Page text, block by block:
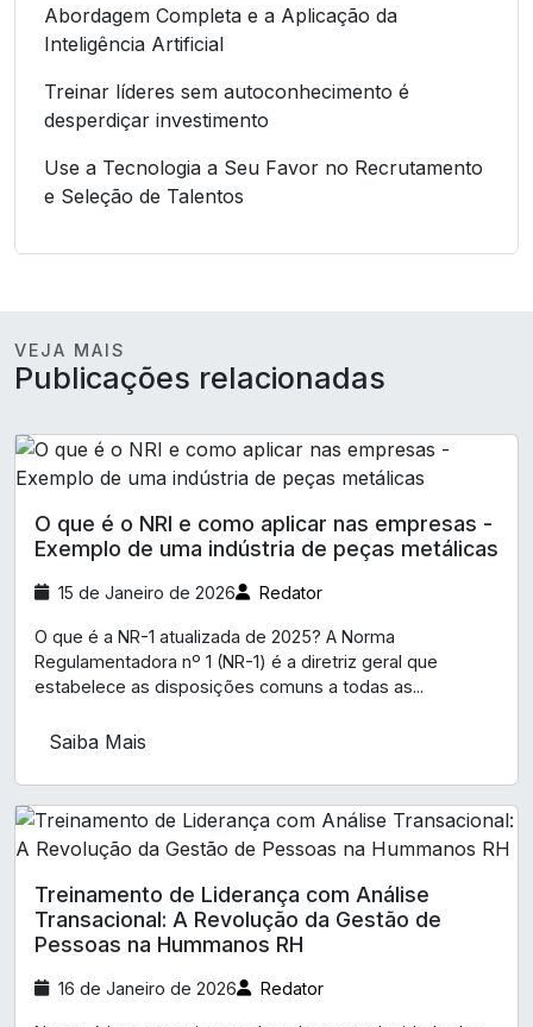
Abordagem Completa e a Aplicação da
Inteligência Artificial
Treinar líderes sem autoconhecimento é
desperdiçar investimento
Use a Tecnologia a Seu Favor no Recrutamento
e Seleção de Talentos
VEJA MAIS
Publicações relacionadas
O que é o NRI e como aplicar nas empresas -
Exemplo de uma indústria de peças metálicas
15 de Janeiro de 2026 Redator
O que é a NR-1 atualizada de 2025? A Norma
Regulamentadora nº 1 (NR-1) é a diretriz geral que
estabelece as disposições comuns a todas as...
Saiba Mais
Treinamento de Liderança com Análise
Transacional: A Revolução da Gestão de
Pessoas na Hummanos RH
16 de Janeiro de 2026 Redator